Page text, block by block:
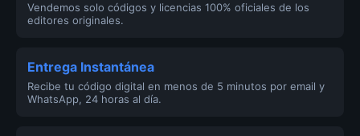
Vendemos solo códigos y licencias 100% oficiales de los
editores originales.
Entrega Instantánea
Recibe tu código digital en menos de 5 minutos por email y
WhatsApp, 24 horas al día.